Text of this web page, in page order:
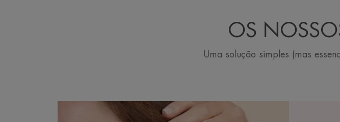
OS
Uma solução simples (mas